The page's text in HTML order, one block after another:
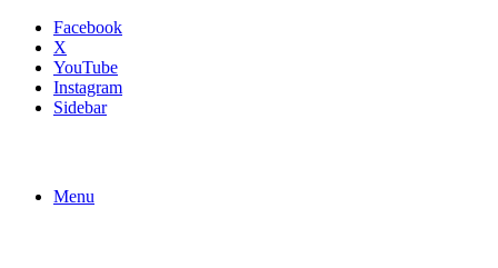
Facebook
X
YouTube
Instagram
Sidebar
Menu